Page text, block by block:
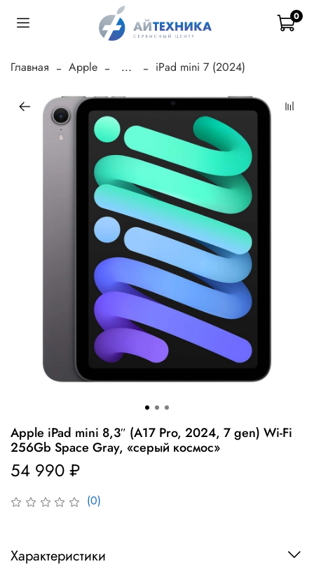
0
Главная Apple ... iPad mini 7 (2024)
(0)
Apple iPad mini 8,3″ (A17 Pro, 2024, 7 gen) Wi-Fi
256Gb Space Gray, «серый космос»
54 990 ₽
Характеристики